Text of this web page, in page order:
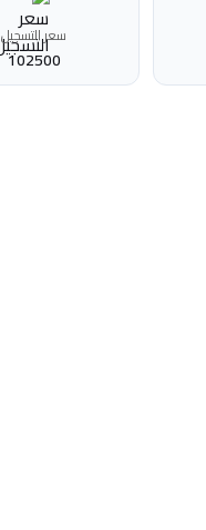
سعر التسجيل
102500